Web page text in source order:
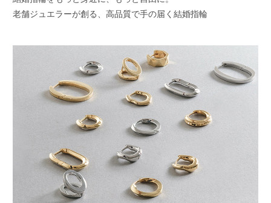
老舗ジュエラーが創る、高品質で手の届く結婚指輪